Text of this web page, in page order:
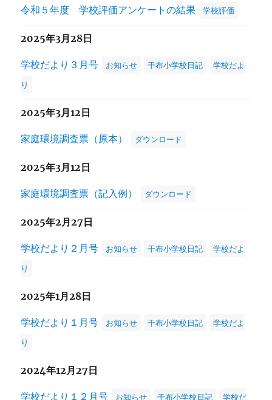
令和５年度 学校評価アンケートの結果 学校評価
2025年3月28日
学校だより３月号 お知らせ 干布小学校日記
学校だよ
り
2025年3月12日
家庭環境調査票（原本） ダウンロード
2025年3月12日
家庭環境調査票（記入例） ダウンロード
2025年2月27日
学校だより２月号 お知らせ 干布小学校日記
学校だよ
り
2025年1月28日
学校だより１月号 お知らせ 干布小学校日記
学校だよ
り
2024年12月27日
学校だより１２月号 お知らせ 干布小学校日記
学校だ